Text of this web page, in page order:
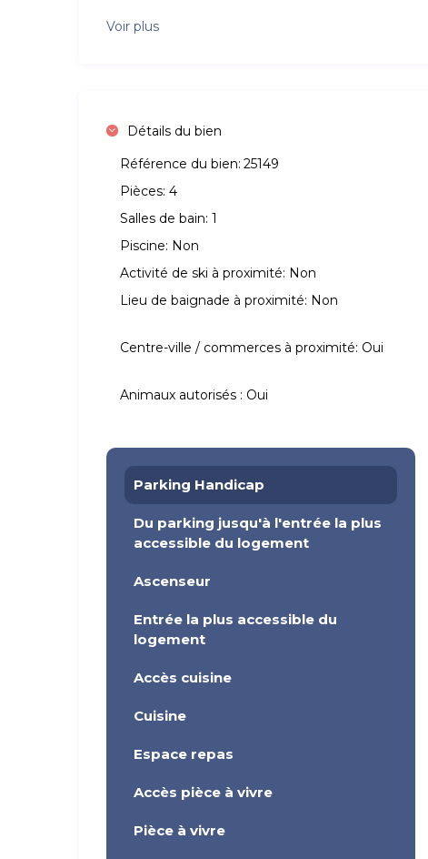
Voir plus
Détails du bien
Référence du bien: 25149
Pièces: 4
Salles de bain: 1
Piscine: Non
Activité de ski à proximité: Non
Lieu de baignade à proximité: Non
Centre-ville / commerces à proximité: Oui
Animaux autorisés : Oui
Parking Handicap
Du parking jusqu'à l'entrée la plus
accessible du logement
Ascenseur
Entrée la plus accessible du
logement
Accès cuisine
Cuisine
Espace repas
Accès pièce à vivre
Pièce à vivre